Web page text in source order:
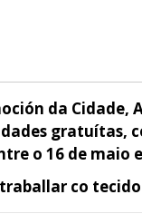
da Cidade,
gratuítas,
o 16 de maio
co